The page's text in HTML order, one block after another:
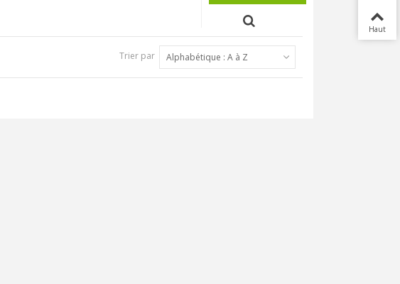
Trier par Alphabétique : A à Z
Haut